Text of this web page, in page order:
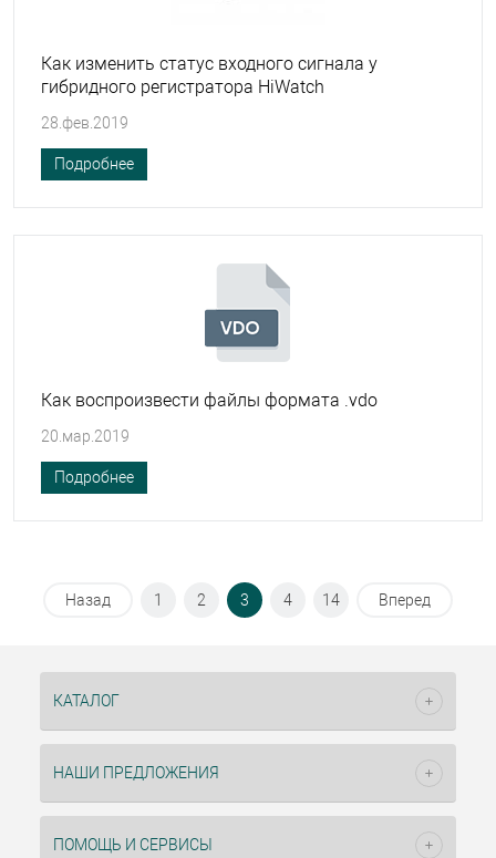
Как изменить статус входного сигнала у
гибридного регистратора HiWatch
28.фев.2019
Подробнее
Как воспроизвести файлы формата .vdo
20.мар.2019
Подробнее
Назад 1 2 3 4 14 Вперед
КАТАЛОГ
НАШИ ПРЕДЛОЖЕНИЯ
ПОМОЩЬ И СЕРВИСЫ